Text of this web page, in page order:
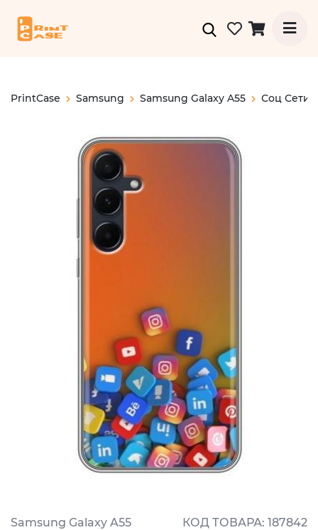
PrintCase Samsung Samsung Galaxy A55 Соц Сети
Samsung Galaxy A55 КОД ТОВАРА: 187842